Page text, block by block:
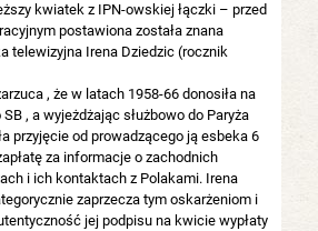
kwiatek z IPN-owskiej łączki – przed
postawiona została znana
telewizyjna Irena Dziedzic (rocznik
, że w latach 1958-66 donosiła na
, a wyjeżdżając służbowo do Paryża
przyjęcie od prowadzącego ją esbeka 6
za informacje o zachodnich
i ich kontaktach z Polakami. Irena
zaprzecza tym oskarżeniom i
jej podpisu na kwicie wypłaty